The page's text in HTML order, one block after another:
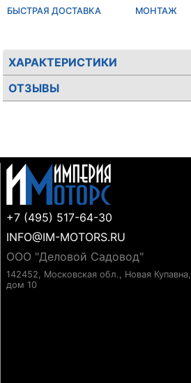
БЫСТРАЯ ДОСТАВКА МОНТАЖ
ХАРАКТЕРИСТИКИ
ОТЗЫВЫ
+7 (495) 517-64-30
INFO@IM-MOTORS.RU
ООО "Деловой Садовод"
142452, Московская обл., Новая Купавна,
дом 10